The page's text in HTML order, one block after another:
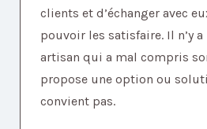
clients et d’échanger avec
pouvoir les satisfaire. Il n’y
artisan qui a mal compris
propose une option ou
convient pas.